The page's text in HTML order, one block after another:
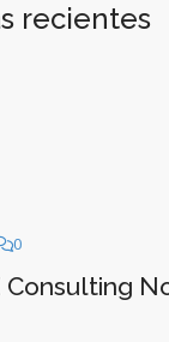
recientes
0
Consulting